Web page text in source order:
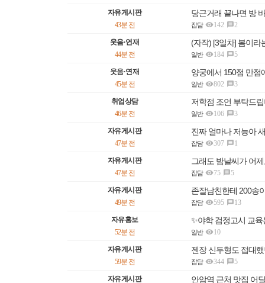
자유게시판 당근거래 끝나면 방
43분 전 잡담 142 2
웃음·연재 (자작) [3일차] 봄이라
44분 전 일반 184 5
웃음·연재 양궁에서 150점 만점
45분 전 일반 802 3
취업상담 저학점 조언 부탁드
46분 전 일반 106 3
자유게시판 진짜 얼마나 저능아
47분 전 잡담 307 1
자유게시판 그래도 밤날씨가 어
47분 전 잡담 75 5
자유게시판 존잘남친한테 200송
49분 전 잡담 595 13
자유홍보 ✨야학 검정고시 교
52분 전 일반 10
자유게시판 젠장 신두형도 접대
59분 전 잡담 344 5
자유게시판 안암역 근처 맛집 어